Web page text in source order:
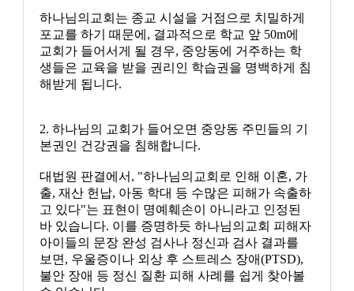
하나님의교회는 종교 시설을 거점으로 치밀하게
포교를 하기 때문에, 결과적으로 학교 앞 50m에
교회가 들어서게 될 경우, 중앙동에 거주하는 학
생들은 교육을 받을 권리인 학습권을 명백하게 침
해받게 됩니다.
2. 하나님의 교회가 들어오면 중앙동 주민들의 기
본권인 건강권을 침해합니다.
대법원 판결에서, "하나님의교회로 인해 이혼, 가
출, 재산 헌납, 아동 학대 등 수많은 피해가 속출하
고 있다"는 표현이 명예훼손이 아니라고 인정된
바 있습니다. 이를 증명하듯 하나님의교회 피해자
아이들의 문장 완성 검사나 정신과 검사 결과를
보면, 우울증이나 외상 후 스트레스 장애(PTSD),
불안 장애 등 정신 질환 피해 사례를 쉽게 찾아볼